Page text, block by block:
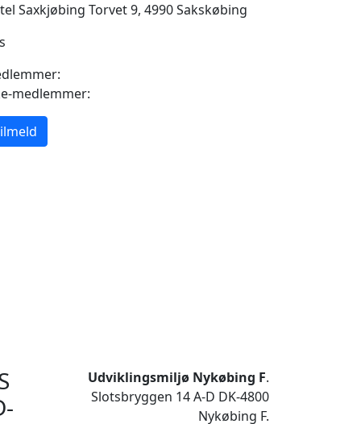
Saxkjøbing Torvet 9, 4990 Sakskøbing
medlemmer:
Udviklingsmiljø Nykøbing F.
Slotsbryggen 14 A-D DK-4800
Nykøbing F.